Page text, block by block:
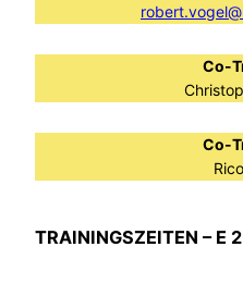
Co-
Co-
TRAININGSZEITEN – E